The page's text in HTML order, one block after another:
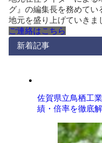
グ』の編集長を務めてい
地元を盛り上げていきま
ご連絡はこちら
新着記事
佐賀県立鳥栖工
績・倍率を徹底解